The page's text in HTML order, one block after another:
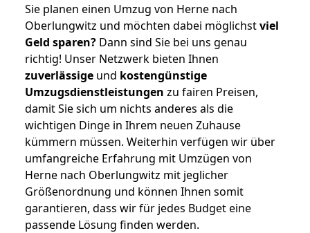
Sie planen einen Umzug von Herne nach
Oberlungwitz und möchten dabei möglichstviel
Geld sparen? Dann sind Sie bei uns genau
richtig! Unser Netzwerk bieten Ihnen
zuverlässige und kostengünstige
Umzugsdienstleistungen zu fairen Preisen,
damit Sie sich um nichts anderes als die
wichtigen Dinge in Ihrem neuen Zuhause
kümmern müssen. Weiterhin verfügen wir über
umfangreiche Erfahrung mit Umzügen von
Herne nach Oberlungwitz mit jeglicher
Größenordnung und können Ihnen somit
garantieren, dass wir für jedes Budget eine
passende Lösung finden werden.